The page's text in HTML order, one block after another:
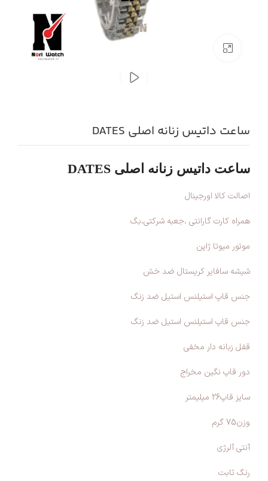
ساعت داتیس زنانه اصلی DATES
ساعت داتیس زنانه اصلی DATES
اصالت کالا اورجینال
همراه کارت گارانتی ،جعبه شرکتی،بگ
موتور میوتا ژاپن
شیشه سافایر کریستال ضد خش
جنس قاپ استیلنس استیل ضد زنگ
جنس قاپ استیلنس استیل ضد زنگ
قفل زبانه دار مخفی
دور قاپ نگین مخراج
سایز قاپ26 میلیمتر
وزن75 گرم
آنتی آلرژی
رنگ ثابت